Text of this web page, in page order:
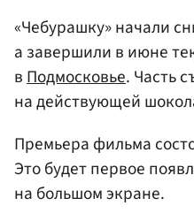
«Чебурашку» начали
а завершили в июне
вПодмосковье. Часть
на действующей
Премьера фильма
Это будет первое
на большом экране.